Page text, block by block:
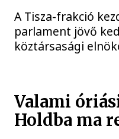
A Tisza-frakció
parlament jövő
köztársasági
Valami
Holdba ma